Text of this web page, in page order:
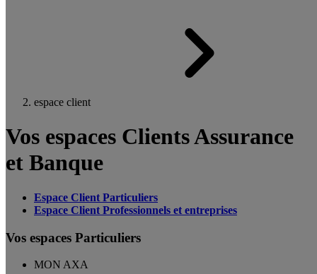
espace client
Vos espaces Clients Assurance
et Banque
Espace Client Particuliers
Espace Client Professionnels et entreprises
Vos espaces Particuliers
MON AXA